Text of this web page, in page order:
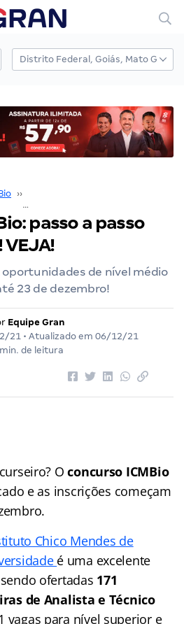
››
passo a passo
oportunidades de nível médio
23 de dezembro!
Equipe Gran
21 • Atualizado em 06/12/21
de leitura
O concurso ICMBio
e as inscrições começam
Chico Mendes de
é uma excelente
ofertadas 171
de Analista e Técnico
vagas para nível superior e